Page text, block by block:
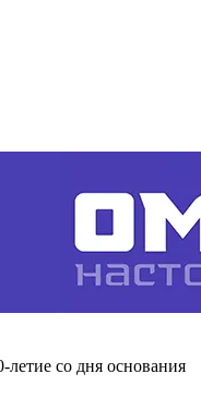
со дня основания